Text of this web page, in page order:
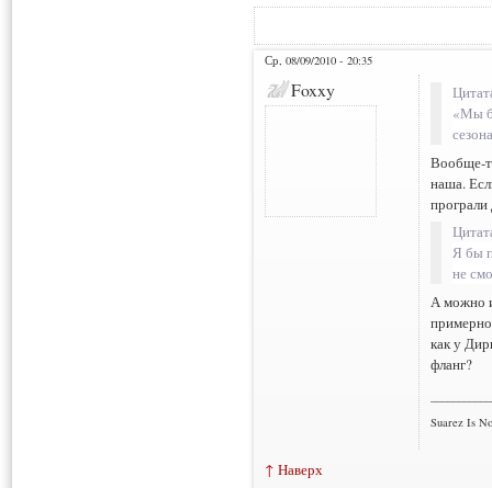
Ср, 08/09/2010 - 20:35
Foxxy
«Мы
Вообще-
наша.
Я бы
не
А можно
как у
фланг?
Suarez Is
↑ Наверх